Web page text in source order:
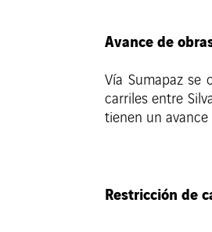
Avance de
Vía Sumapaz
carriles entre
tienen un
Restricción de